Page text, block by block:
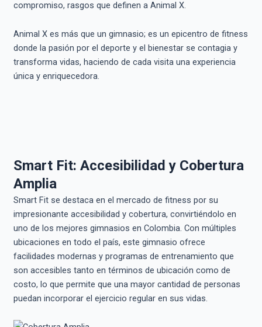
compromiso, rasgos que definen a Animal X.
Animal X es más que un gimnasio; es un epicentro de fitness
donde la pasión por el deporte y el bienestar se contagia y
transforma vidas, haciendo de cada visita una experiencia
única y enriquecedora.
Smart Fit: Accesibilidad y Cobertura
Amplia
Smart Fit se destaca en el mercado de fitness por su
impresionante accesibilidad y cobertura, convirtiéndolo en
uno de los mejores gimnasios en Colombia. Con múltiples
ubicaciones en todo el país, este gimnasio ofrece
facilidades modernas y programas de entrenamiento que
son accesibles tanto en términos de ubicación como de
costo, lo que permite que una mayor cantidad de personas
puedan incorporar el ejercicio regular en sus vidas.